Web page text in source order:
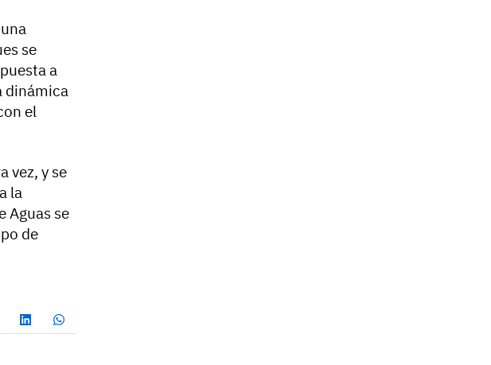
se
a
dinámica
el
vez, y se
la
Aguas se
de